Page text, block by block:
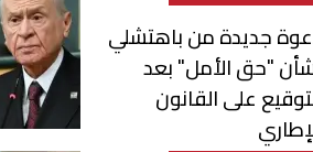
جديدة من باهتشلي
"حق الأمل" بعد
على القانون